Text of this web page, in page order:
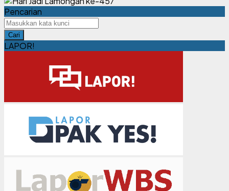
Pencarian
Cari
LAPOR!